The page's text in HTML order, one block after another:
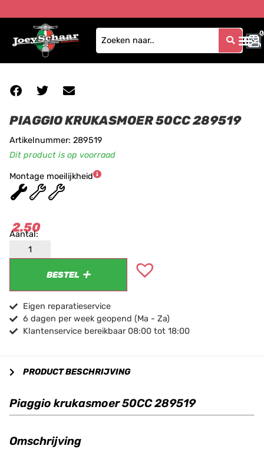
0
0
PIAGGIO KRUKASMOER 50CC 289519
Artikelnummer: 289519
Dit product is op voorraad
Montage moeilijkheid
★★★
2.50
BESTEL
Eigen reparatieservice
6 dagen per week geopend (Ma - Za)
Klantenservice bereikbaar 08:00 tot 18:00
PRODUCT BESCHRIJVING
Piaggio krukasmoer 50CC 289519
Omschrijving